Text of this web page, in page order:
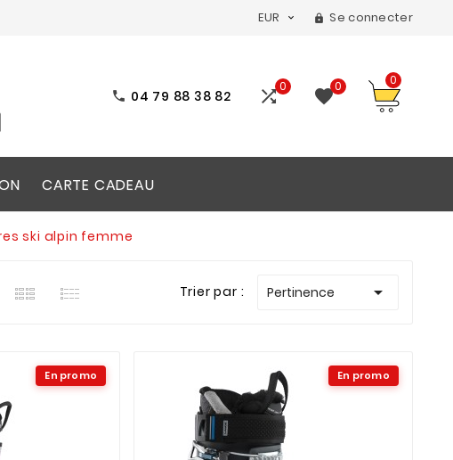
EUR   Se connecter
 04 79 88 38 82 0 0 0
CARTE CADEAU
ski alpin femme
Trier par : Pertinence 
En promo En promo